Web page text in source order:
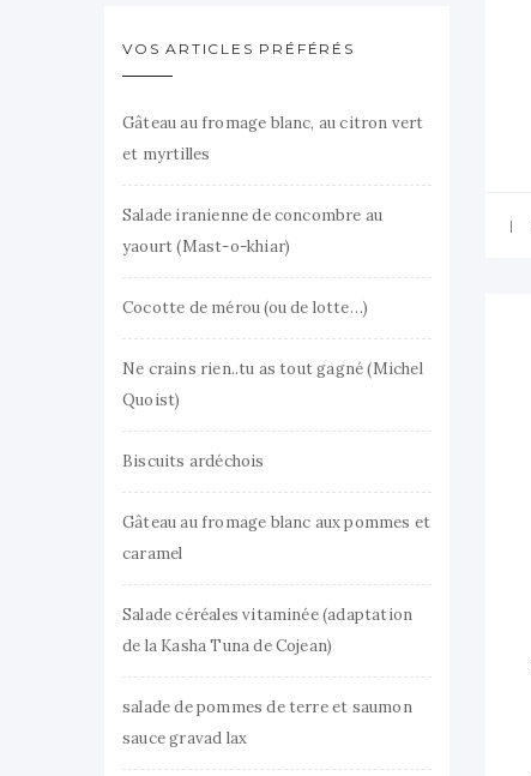
VOS ARTICLES PRÉFÉRÉS
Gâteau au fromage blanc, au citron vert
et myrtilles
Salade iranienne de concombre au
yaourt (Mast-o-khiar)
Cocotte de mérou (ou de lotte…)
Ne crains rien..tu as tout gagné (Michel
Quoist)
Biscuits ardéchois
Gâteau au fromage blanc aux pommes et
caramel
Salade céréales vitaminée (adaptation
de la Kasha Tuna de Cojean)
salade de pommes de terre et saumon
sauce gravad lax